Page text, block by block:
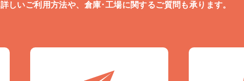
詳しいご利用方法や、倉庫･工場に関するご質問も承ります。